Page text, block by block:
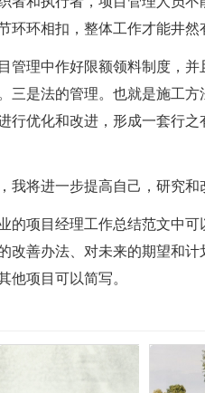
环环相扣，整体工作才能井然
管理中作好限额领料制度，
三是法的管理。也就是施工
行优化和改进，形成一套行
我将进一步提高自己，研究
的项目经理工作总结范文中
改善办法、对未来的期望和
他项目可以简写。